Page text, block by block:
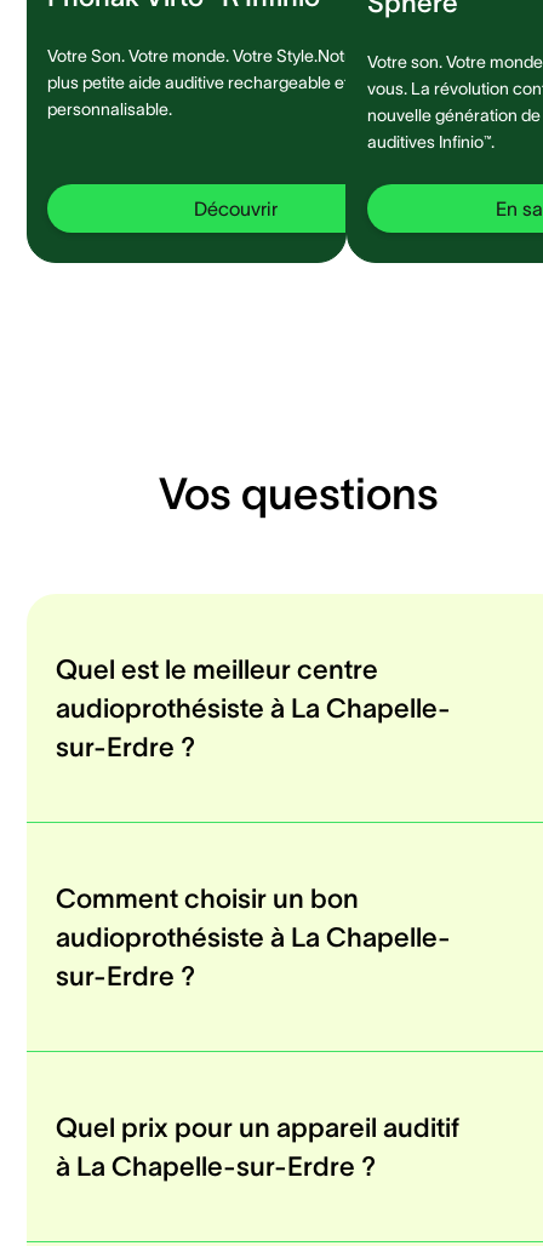
Votre Son. Votre monde. Votre Style.Notre
plus petite aide auditive rechargeable et
personnalisable.
Découvrir
Votre son. Votre
vous. La révolution
nouvelle génération
auditives Infinio™.
En
Vos questions
Quel est le meilleur centre
audioprothésiste à La Chapelle-
sur-Erdre ?
Comment choisir un bon
audioprothésiste à La Chapelle-
sur-Erdre ?
Quel prix pour un appareil auditif
à La Chapelle-sur-Erdre ?